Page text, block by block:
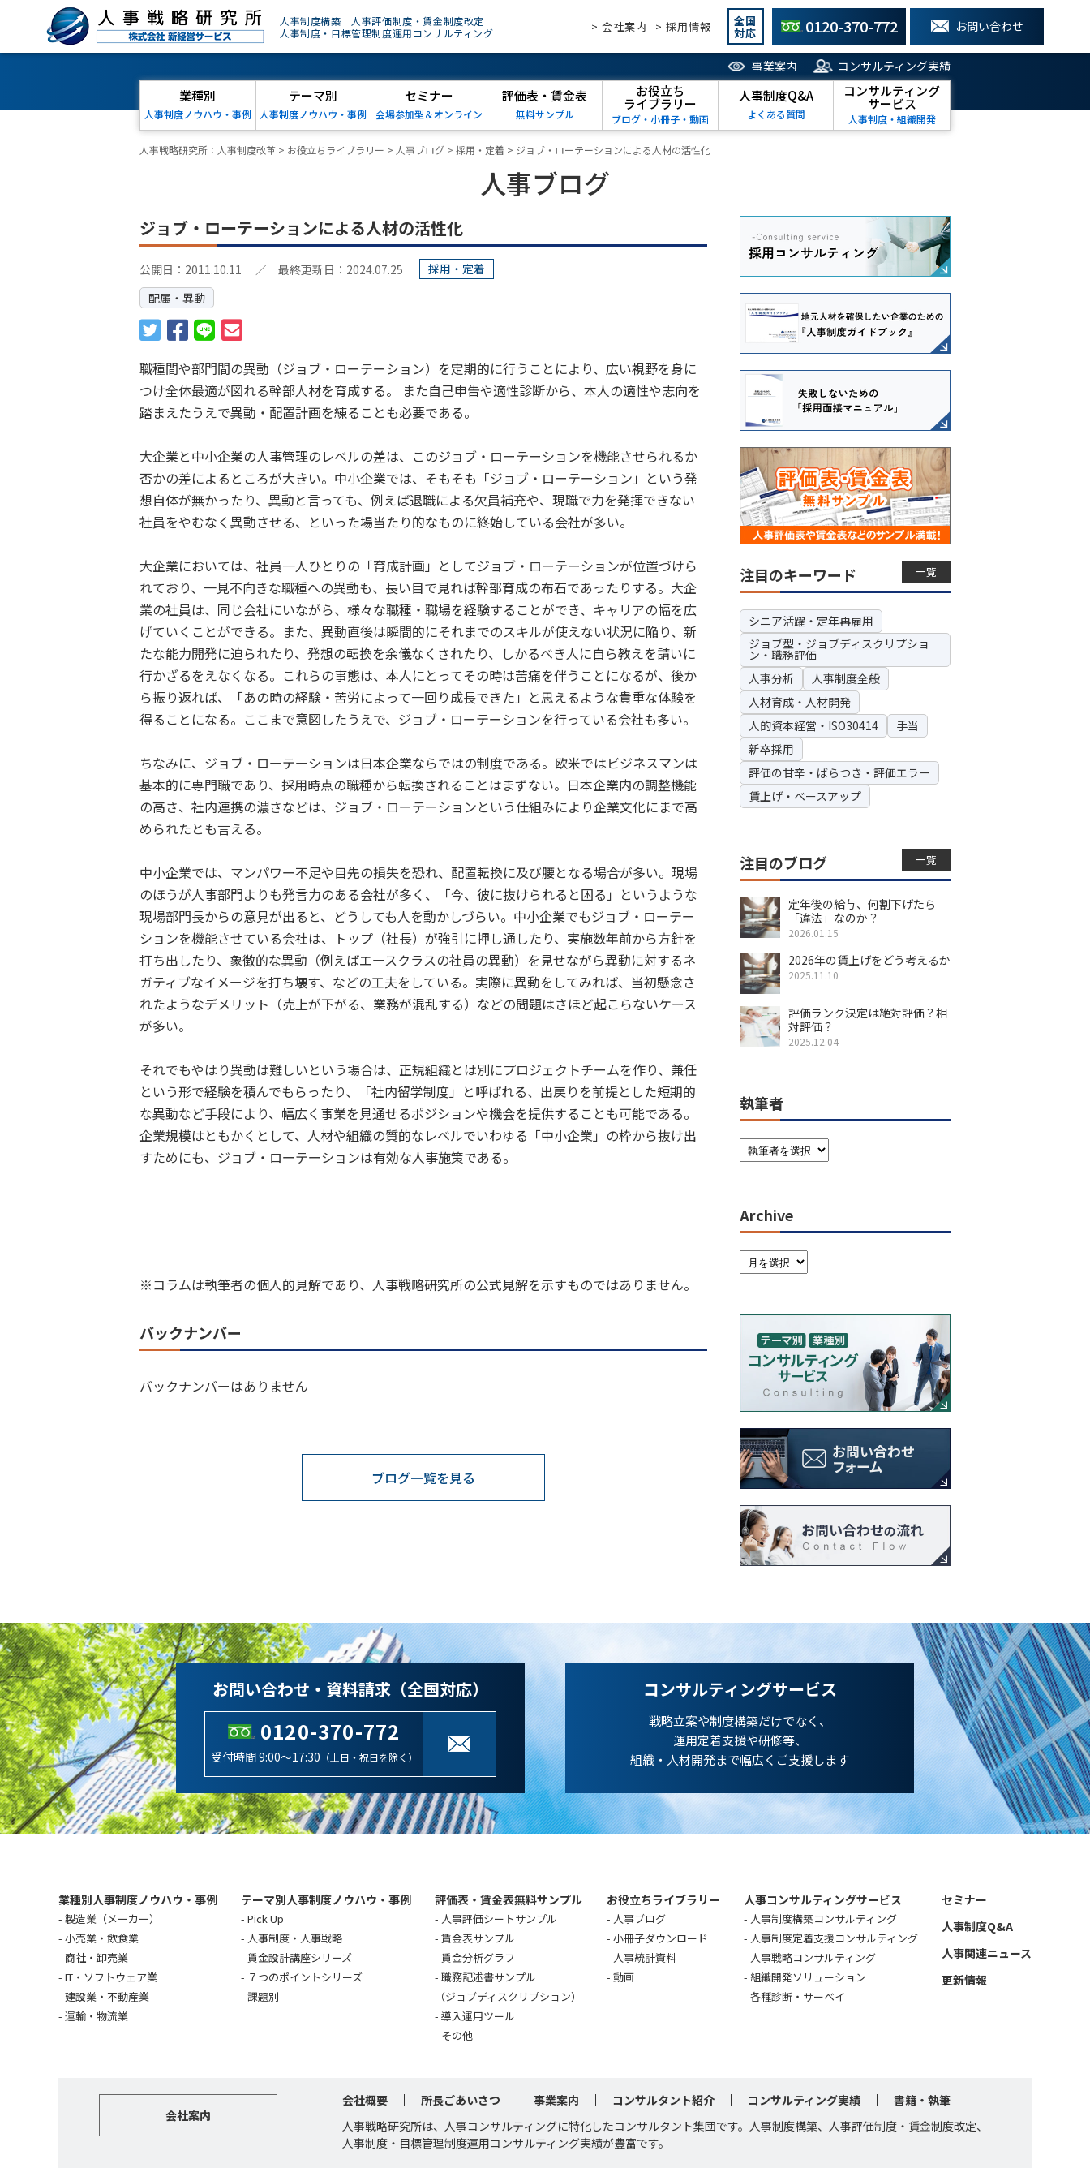
人事制度構築 人事評価制度・賃金制度改定
人事制度・目標管理制度運用コンサルティング
> 会社案内 > 採用情報 全国
対応 0120-370-772 お問い合わせ
事業案内 コンサルティング実績
業種別
人事制度ノウハウ・事例
テーマ別
人事制度ノウハウ・事例
セミナー
会場参加型＆オンライン
評価表・賃金表
無料サンプル
お役立ち
ライブラリー
ブログ・小冊子・動画
人事制度Q&A
よくある質問
コンサルティング
サービス
人事制度・組織開発
人事戦略研究所：人事制度改革 > お役立ちライブラリー > 人事ブログ > 採用・定着 > ジョブ・ローテーションによる人材の活性化
人事ブログ
ジョブ・ローテーションによる人材の活性化
公開日：2011.10.11 ／ 最終更新日：2024.07.25
採用・定着
配属・異動
職種間や部門間の異動（ジョブ・ローテーション）を定期的に行うことにより、広い視野を身に
つけ全体最適が図れる幹部人材を育成する。 また自己申告や適性診断から、本人の適性や志向を
踏まえたうえで異動・配置計画を練ることも必要である。
大企業と中小企業の人事管理のレベルの差は、このジョブ・ローテーションを機能させられるか
否かの差によるところが大きい。中小企業では、そもそも「ジョブ・ローテーション」という発
想自体が無かったり、異動と言っても、例えば退職による欠員補充や、現職で力を発揮できない
社員をやむなく異動させる、といった場当たり的なものに終始している会社が多い。
大企業においては、社員一人ひとりの「育成計画」としてジョブ・ローテーションが位置づけら
れており、一見不向きな職種への異動も、長い目で見れば幹部育成の布石であったりする。大企
業の社員は、同じ会社にいながら、様々な職種・職場を経験することができ、キャリアの幅を広
げていくことができる。また、異動直後は瞬間的にそれまでのスキルが使えない状況に陥り、新
たな能力開発に迫られたり、発想の転換を余儀なくされたり、しかるべき人に自ら教えを請いに
行かざるをえなくなる。これらの事態は、本人にとってその時は苦痛を伴うことになるが、後か
ら振り返れば、「あの時の経験・苦労によって一回り成長できた」と思えるような貴重な体験を
得ることになる。ここまで意図したうえで、ジョブ・ローテーションを行っている会社も多い。
ちなみに、ジョブ・ローテーションは日本企業ならではの制度である。欧米ではビジネスマンは
基本的に専門職であり、採用時点の職種から転換されることはまずない。日本企業内の調整機能
の高さ、社内連携の濃さなどは、ジョブ・ローテーションという仕組みにより企業文化にまで高
められたとも言える。
中小企業では、マンパワー不足や目先の損失を恐れ、配置転換に及び腰となる場合が多い。現場
のほうが人事部門よりも発言力のある会社が多く、「今、彼に抜けられると困る」というような
現場部門長からの意見が出ると、どうしても人を動かしづらい。中小企業でもジョブ・ローテー
ションを機能させている会社は、トップ（社長）が強引に押し通したり、実施数年前から方針を
打ち出したり、象徴的な異動（例えばエースクラスの社員の異動）を見せながら異動に対するネ
ガティブなイメージを打ち壊す、などの工夫をしている。実際に異動をしてみれば、当初懸念さ
れたようなデメリット（売上が下がる、業務が混乱する）などの問題はさほど起こらないケース
が多い。
それでもやはり異動は難しいという場合は、正規組織とは別にプロジェクトチームを作り、兼任
という形で経験を積んでもらったり、「社内留学制度」と呼ばれる、出戻りを前提とした短期的
な異動など手段により、幅広く事業を見通せるポジションや機会を提供することも可能である。
企業規模はともかくとして、人材や組織の質的なレベルでいわゆる「中小企業」の枠から抜け出
すためにも、ジョブ・ローテーションは有効な人事施策である。
※コラムは執筆者の個人的見解であり、人事戦略研究所の公式見解を示すものではありません。
バックナンバー
バックナンバーはありません
ブログ一覧を見る
一覧
注目のキーワード
シニア活躍・定年再雇用
ジョブ型・ジョブディスクリプショ
ン・職務評価
人事分析
人事制度全般
人材育成・人材開発
人的資本経営・ISO30414
手当
新卒採用
評価の甘辛・ばらつき・評価エラー
賃上げ・ベースアップ
一覧
注目のブログ
定年後の給与、何割下げたら
「違法」なのか？
2026.01.15
2026年の賃上げをどう考えるか
2025.11.10
評価ランク決定は絶対評価？相
対評価？
2025.12.04
執筆者
Archive
お問い合わせ・資料請求（全国対応）
0120-370-772
受付時間 9:00～17:30 （土日・祝日を除く）
コンサルティングサービス
戦略立案や制度構築だけでなく、
運用定着支援や研修等、
組織・人材開発まで幅広くご支援します
業種別人事制度ノウハウ・事例
製造業（メーカー）
小売業・飲食業
商社・卸売業
IT・ソフトウェア業
建設業・不動産業
運輸・物流業
テーマ別人事制度ノウハウ・事例
Pick Up
人事制度・人事戦略
賃金設計講座シリーズ
７つのポイントシリーズ
課題別
評価表・賃金表無料サンプル
人事評価シートサンプル
賃金表サンプル
賃金分析グラフ
職務記述書サンプル
（ジョブディスクリプション）
導入運用ツール
その他
お役立ちライブラリー
人事ブログ
小冊子ダウンロード
人事統計資料
動画
人事コンサルティングサービス
人事制度構築コンサルティング
人事制度定着支援コンサルティング
人事戦略コンサルティング
組織開発ソリューション
各種診断・サーベイ
セミナー
人事制度Q&A
人事関連ニュース
更新情報
会社案内
会社概要 所長ごあいさつ 事業案内 コンサルタント紹介 コンサルティング実績
書籍・執筆
人事戦略研究所は、人事コンサルティングに特化したコンサルタント集団です。人事制度構築、人事評価制度・賃金制度改定、
人事制度・目標管理制度運用コンサルティング実績が豊富です。